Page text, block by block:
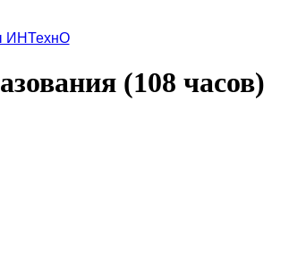
ИНТехнО
(108 часов)